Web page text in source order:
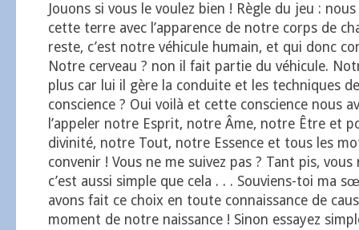
Jouons si vous le voulez bien ! Règle du jeu :
cette terre avec l’apparence de notre corps de
reste, c’est notre véhicule humain, et qui donc
Notre cerveau ? non il fait partie du véhicule.
plus car lui il gère la conduite et les techniques
conscience ? Oui voilà et cette conscience nous
l’appeler notre Esprit, notre Âme, notre Être et
divinité, notre Tout, notre Essence et tous les
convenir ! Vous ne me suivez pas ? Tant pis, vous
c’est aussi simple que cela . . . Souviens-toi ma
avons fait ce choix en toute connaissance de
moment de notre naissance ! Sinon essayez